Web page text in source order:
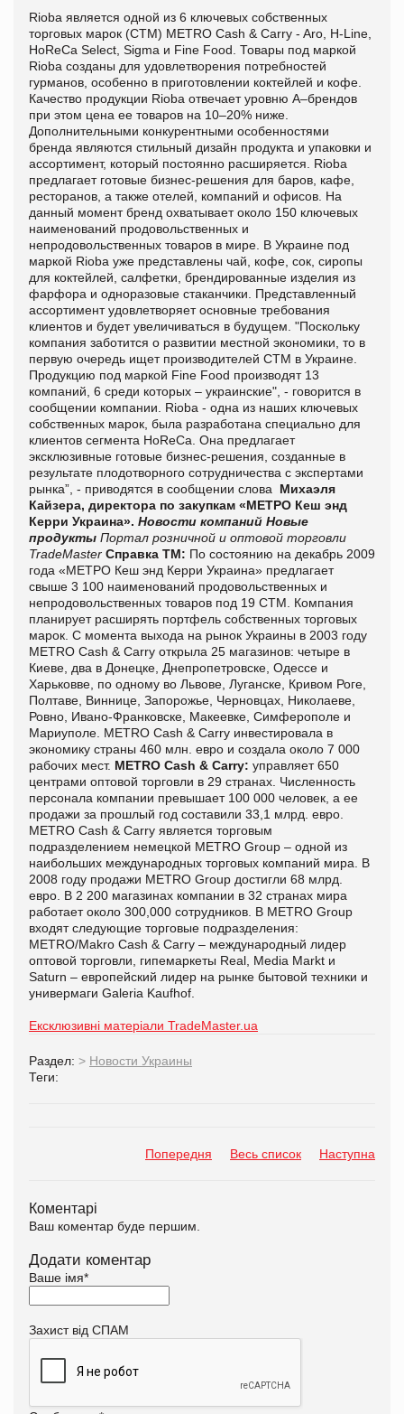
Rioba является одной из 6 ключевых собственных
торговых марок (СТМ) METRO Cash & Carry - Aro, H-Line,
HoReCa Select, Sigma и Fine Food. Товары под маркой
Rioba созданы для удовлетворения потребностей
гурманов, особенно в приготовлении коктейлей и кофе.
Качество продукции Rioba отвечает уровню А–брендов
при этом цена ее товаров на 10–20% ниже.
Дополнительными конкурентными особенностями
бренда являются стильный дизайн продукта и упаковки и
ассортимент, который постоянно расширяется. Rioba
предлагает готовые бизнес-решения для баров, кафе,
ресторанов, а также отелей, компаний и офисов. На
данный момент бренд охватывает около 150 ключевых
наименований продовольственных и
непродовольственных товаров в мире. В Украине под
маркой Rioba уже представлены чай, кофе, сок, сиропы
для коктейлей, салфетки, брендированные изделия из
фарфора и одноразовые стаканчики. Представленный
ассортимент удовлетворяет основные требования
клиентов и будет увеличиваться в будущем. "Поскольку
компания заботится о развитии местной экономики, то в
первую очередь ищет производителей СТМ в Украине.
Продукцию под маркой Fine Food производят 13
компаний, 6 среди которых – украинские", - говорится в
сообщении компании. Rioba - одна из наших ключевых
собственных марок, была разработана специально для
клиентов сегмента HoReCa. Она предлагает
эксклюзивные готовые бизнес-решения, созданные в
результате плодотворного сотрудничества с экспертами
рынка”, - приводятся в сообщении слова Михаэля
Кайзера, директора по закупкам «МЕТРО Кеш энд
Керри Украина». Новости компаний Новые
продукты Портал розничной и оптовой торговли
TradeMaster Справка ТМ: По состоянию на декабрь 2009
года «МЕТРО Кеш энд Керри Украина» предлагает
свыше 3 100 наименований продовольственных и
непродовольственных товаров под 19 СТМ. Компания
планирует расширять портфель собственных торговых
марок. C момента выхода на рынок Украины в 2003 году
METRO Cash & Carry открыла 25 магазинов: четыре в
Киеве, два в Донецке, Днепропетровске, Одессе и
Харьковве, по одному во Львове, Луганске, Кривом Роге,
Полтаве, Виннице, Запорожье, Черновцах, Николаеве,
Ровно, Ивано-Франковске, Макеевке, Симферополе и
Мариуполе. METRO Cash & Carry инвестировала в
экономику страны 460 млн. евро и создала около 7 000
рабочих мест. METRO Cash & Carry: управляет 650
центрами оптовой торговли в 29 странах. Численность
персонала компании превышает 100 000 человек, а ее
продажи за прошлый год составили 33,1 млрд. евро.
METRO Cash & Carry является торговым
подразделением немецкой METRO Group – одной из
наибольших международных торговых компаний мира. В
2008 году продажи METRO Group достигли 68 млрд.
евро. В 2 200 магазинах компании в 32 странах мира
работает около 300,000 сотрудников. В METRO Group
входят следующие торговые подразделения:
METRO/Makro Cash & Carry – международный лидер
оптовой торговли, гипемаркеты Real, Media Markt и
Saturn – европейский лидер на рынке бытовой техники и
универмаги Galeria Kaufhof.
Ексклюзивні матеріали TradeMaster.ua
Раздел: > Новости Украины
Теги:
Попередня Весь список Наступна
Коментарі
Ваш коментар буде першим.
Додати коментар
Ваше імя*
Захист від СПАМ